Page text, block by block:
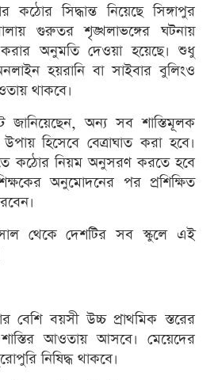
কঠোর সিদ্ধান্ত নিয়েছে সিঙ্গাপুর
গুরুতর শৃঙ্খলাভঙ্গের ঘটনায়
করার অনুমতি দেওয়া হয়েছে। শুধু
হয়রানি বা সাইবার বুলিংও
থাকবে।
জানিয়েছেন, অন্য সব শাস্তিমূলক
হিসেবে বেত্রাঘাত করা হবে।
কঠোর নিয়ম অনুসরণ করতে হবে
অনুমোদনের পর প্রশিক্ষিত
থেকে দেশটির সব স্কুলে এই
বেশি বয়সী উচ্চ প্রাথমিক স্তরের
শাস্তির আওতায় আসবে। মেয়েদের
নিষিদ্ধ থাকবে।